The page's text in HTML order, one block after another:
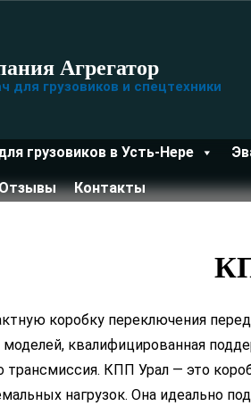
Агрегатор
для грузовиков и спецтехники
грузовиков в Усть-Нере
Контакты
коробку переключения
квалифицированная
КПП Урал — это
нагрузок. Она идеально